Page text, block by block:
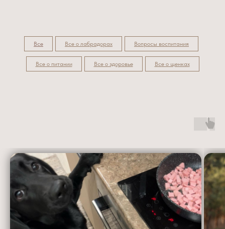
Все Все о лабрадорах Вопросы воспитания
Все о питании Все о здоровье Все о щенках